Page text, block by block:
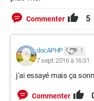
Commenter 5
docAPHP 1
7 sept. 2016 à 16:31
j'ai essayé mais ça
Commenter